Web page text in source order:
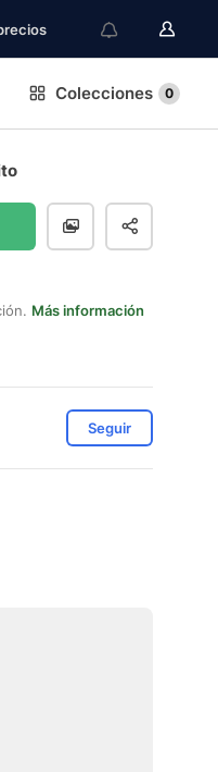
Colecciones 0
Más información
Seguir